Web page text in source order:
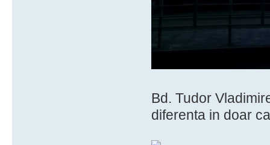
Bd. Tudor
diferenta in doar